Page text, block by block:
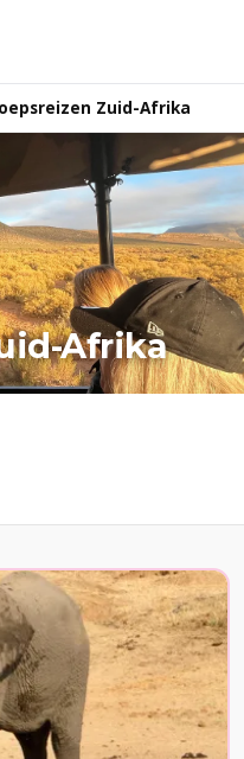
Zuid-Afrika
Afrika